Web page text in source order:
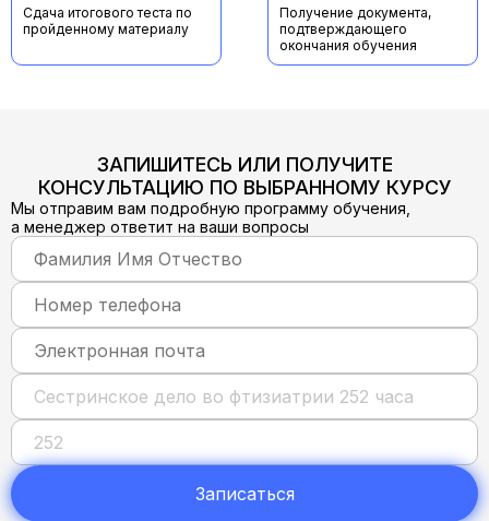
Сдача итогового теста по
пройденному материалу
Получение документа,
подтверждающего
окончания обучения
ЗАПИШИТЕСЬ ИЛИ ПОЛУЧИТЕ
КОНСУЛЬТАЦИЮ ПО ВЫБРАННОМУ КУРСУ
Мы отправим вам подробную программу обучения,
а менеджер ответит на ваши вопросы
Записаться